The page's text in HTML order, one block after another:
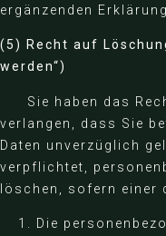
ergänzenden
(5) Recht auf
werden“)
Sie haben das
verlangen, dass Sie
Daten unverzüglich
verpflichtet,
löschen, sofern einer
Die